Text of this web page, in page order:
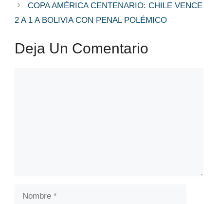
COPA AMÉRICA CENTENARIO: CHILE VENCE
2 A 1 A BOLIVIA CON PENAL POLÉMICO
Deja Un Comentario